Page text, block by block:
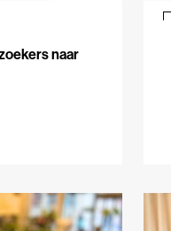
naar